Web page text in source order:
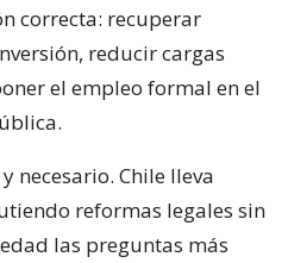
correcta: recuperar
reducir cargas
el empleo formal en el
necesario. Chile lleva
reformas legales sin
las preguntas más